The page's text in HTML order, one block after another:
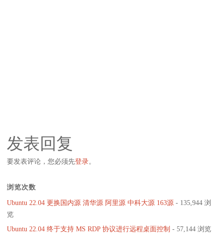
发表回复
要发表评论，您必须先登录。
浏览次数
Ubuntu 22.04 更换国内源 清华源 阿里源 中科大源 163源- 135,944 浏
览
Ubuntu 22.04 终于支持 MS RDP 协议进行远程桌面控制 - 57,144 浏览